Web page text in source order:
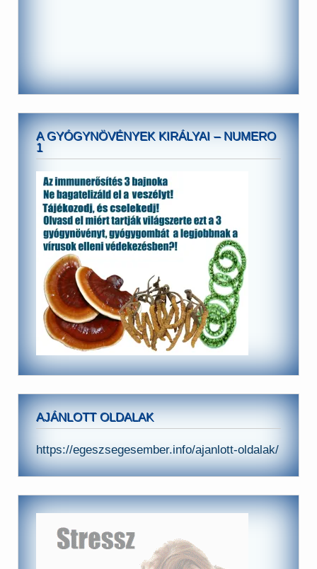
A GYÓGYNÖVÉNYEK KIRÁLYAI – NUMERO
1
AJÁNLOTT OLDALAK
https://egeszsegesember.info/ajanlott-oldalak/